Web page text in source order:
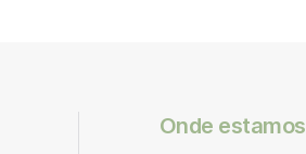
Onde estamos